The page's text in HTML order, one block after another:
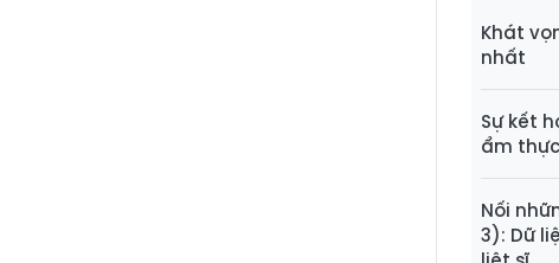
Khát
nhất
Sự kết
ẩm
Nối
3): Dữ